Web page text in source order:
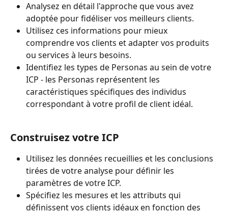
Analysez en détail l'approche que vous avez
adoptée pour fidéliser vos meilleurs clients.
Utilisez ces informations pour mieux
comprendre vos clients et adapter vos produits
ou services à leurs besoins.
Identifiez les types de Personas au sein de votre
ICP - les Personas représentent les
caractéristiques spécifiques des individus
correspondant à votre profil de client idéal.
Construisez votre ICP
Utilisez les données recueillies et les conclusions
tirées de votre analyse pour définir les
paramètres de votre ICP.
Spécifiez les mesures et les attributs qui
définissent vos clients idéaux en fonction des